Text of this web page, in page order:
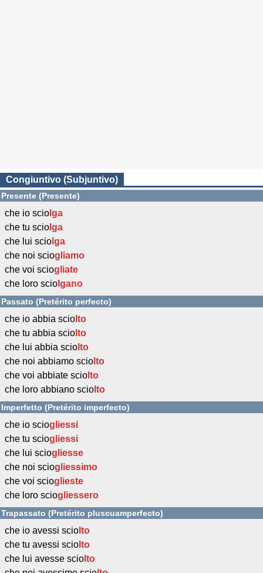
Congiuntivo (Subjuntivo)
Presente (Presente)
che io scio lga
che tu scio lga
che lui scio lga
che noi sciogliamo
che voi sciogliate
che loro scio lgano
Passato (Pretérito perfecto)
che io abbia scio lto
che tu abbia scio lto
che lui abbia scio lto
che noi abbiamo scio lto
che voi abbiate scio lto
che loro abbiano scio lto
Imperfetto (Pretérito imperfecto)
che io sciogliessi
che tu sciogliessi
che lui sciogliesse
che noi sciogliessimo
che voi scioglieste
che loro sciogliessero
Trapassato (Pretérito pluscuamperfecto)
che io avessi scio lto
che tu avessi scio lto
che lui avesse scio lto